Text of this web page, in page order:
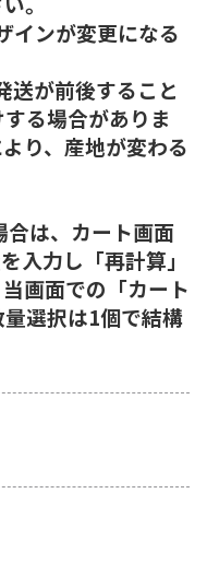
インが変更になる
送が前後すること
る場合がありま
り、産地が変わる
は、カート画面
入力し「再計算」
画面での「カート
選択は1個で結構